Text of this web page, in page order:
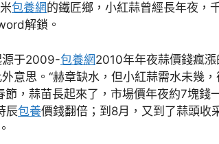
包養網的鐵匠鄉，小紅蒜曾經長年夜，
解鎖。
源于2009-包養網2010年年夜蒜價錢瘋
意思。“赫章缺水，但小紅蒜需水未幾
節，蒜苗長起來了，市場價年夜約7塊錢
辰包養價錢翻倍；到8月，又到了蒜頭收